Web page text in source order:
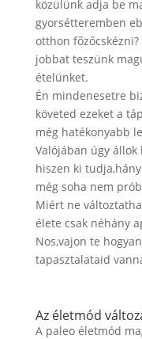
közülünk adja be
gyorsétteremben
otthon
jobbat teszünk
ételünket.
Én mindenesetre
követed ezeket a
még hatékonyabb
Valójában úgy
hiszen ki
még soha nem
Miért ne
élete csak néhány
Nos,vajon te
tapasztalataid
Az életmód
A paleo életmód